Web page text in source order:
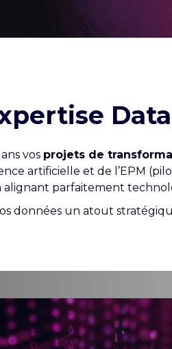
vos projets de
artificielle et de l’EPM
alignant parfaitement
données un atout